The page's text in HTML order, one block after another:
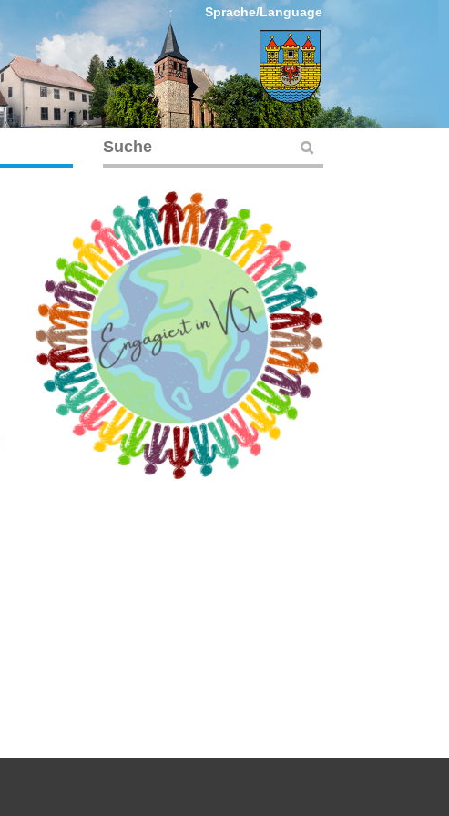
Sprache/Language